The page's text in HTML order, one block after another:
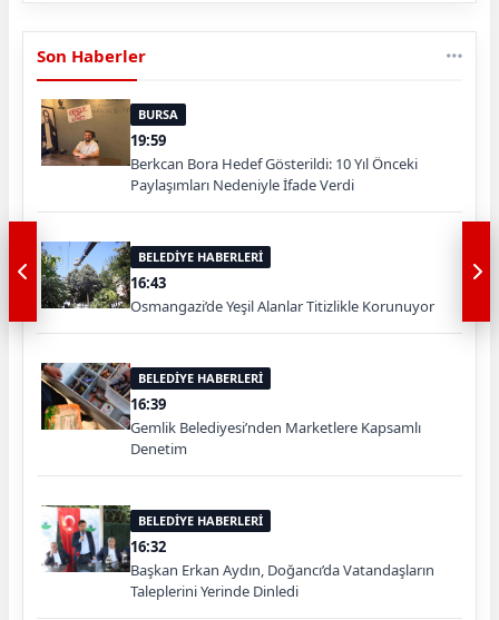
Son Haberler
BURSA
19:59
Berkcan Bora Hedef Gösterildi: 10 Yıl Önceki
Paylaşımları Nedeniyle İfade Verdi
BELEDİYE HABERLERİ
16:43
Osmangazi’de Yeşil Alanlar Titizlikle Korunuyor
BELEDİYE HABERLERİ
16:39
Gemlik Belediyesi’nden Marketlere Kapsamlı
Denetim
BELEDİYE HABERLERİ
16:32
Başkan Erkan Aydın, Doğancı’da Vatandaşların
Taleplerini Yerinde Dinledi